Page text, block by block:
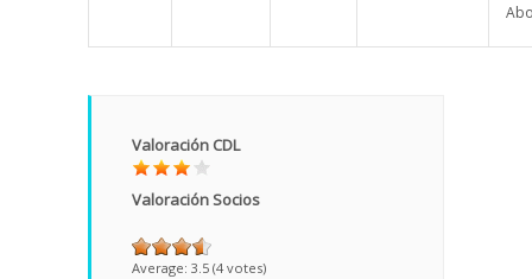
Valoración CDL
Valoración Socios
Average: 3.5 (4 votes)